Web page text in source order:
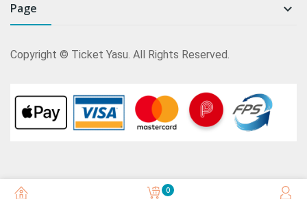
0
Page 
Copyright © Ticket Yasu. All Rights Reserved.